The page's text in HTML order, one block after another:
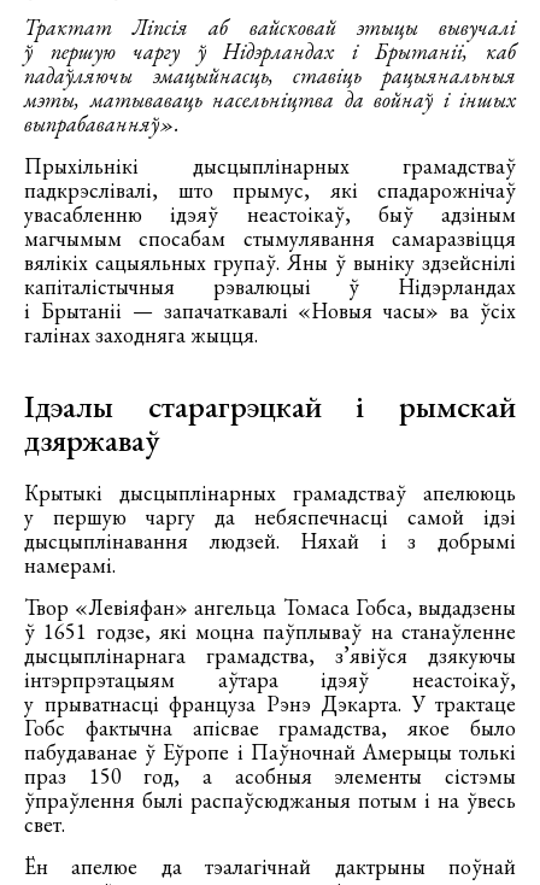
Трактат Ліпсія аб вайсковай этыцы вывучалі
ў першую чаргу ў Нідэрландах і Брытаніі, каб
падаўляючы эмацыйнасць, ставіць рацыянальныя
мэты, матываваць насельніцтва да войнаў і іншых
выпрабаванняў».
Прыхільнікі дысцыплінарных грамадстваў
падкрэслівалі, што прымус, які спадарожнічаў
увасабленню ідэяў неастоікаў, быў адзіным
магчымым спосабам стымулявання самаразвіцця
вялікіх сацыяльных групаў. Яны ў выніку здзейснілі
капіталістычныя рэвалюцыі ў Нідэрландах
і Брытаніі — запачаткавалі «Новыя часы» ва ўсіх
галінах заходняга жыцця.
Ідэалы старагрэцкай і рымскай
дзяржаваў
Крытыкі дысцыплінарных грамадстваў апелююць
у першую чаргу да небяспечнасці самой ідэі
дысцыплінавання людзей. Няхай і з добрымі
намерамі.
Твор «Левіяфан» ангельца Томаса Гобса, выдадзены
ў 1651 годзе, які моцна паўплываў на станаўленне
дысцыплінарнага грамадства, з’явіўся дзякуючы
інтэрпрэтацыям аўтара ідэяў неастоікаў,
у прыватнасці француза Рэнэ Дэкарта. У трактаце
Гобс фактычна апісвае грамадства, якое было
пабудаванае ў Еўропе і Паўночнай Амерыцы толькі
праз 150 год, а асобныя элементы сістэмы
ўпраўлення былі распаўсюджаныя потым і на ўвесь
свет.
Ён апелюе да тэалагічнай дактрыны поўнай